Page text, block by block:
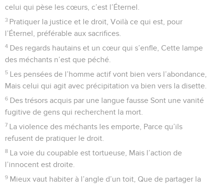
celui qui pèse les cœurs, c’est l’Éternel.
3 Pratiquer la justice et le droit, Voilà ce qui est, pour
l’Éternel, préférable aux sacrifices.
4 Des regards hautains et un cœur qui s’enfle, Cette lampe
des méchants n’est que péché.
5 Les pensées de l’homme actif vont bien vers l’abondance,
Mais celui qui agit avec précipitation va bien vers la disette.
6 Des trésors acquis par une langue fausse Sont une vanité
fugitive de gens qui recherchent la mort.
7 La violence des méchants les emporte, Parce qu’ils
refusent de pratiquer le droit.
8 La voie du coupable est tortueuse, Mais l’action de
l’innocent est droite.
9 Mieux vaut habiter à l’angle d’un toit, Que de partager la